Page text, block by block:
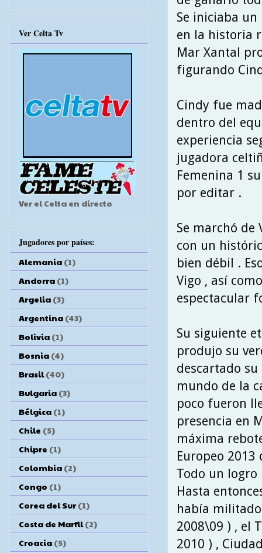
Se iniciaba
en la historia
Mar Xantal
figurando
Cindy fue
dentro del
experiencia
jugadora
Femenina 1
por editar .
Se marchó de
con un
bien débil .
Vigo , así
espectacular
Su siguiente
produjo su
descartado
mundo de la
poco fueron
presencia en
máxima
Europeo
Todo un
Hasta
había militado
2008\09 ) , el
2010 ) ,
Ver Celta Tv
Ver el Celta en directo
Jugadores por países:
Alemania (1)
Andorra (1)
Argelia (3)
Argentina (43)
Bolivia (1)
Bosnia (4)
Brasil (40)
Bulgaria (3)
Bélgica (1)
Chile (5)
Chipre (1)
Colombia (2)
Congo (1)
Corea del Sur (1)
Costa de Marfil (2)
Croacia (5)